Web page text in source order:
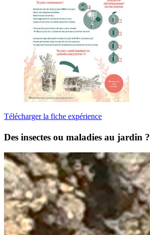
Télécharger la fiche expérience
Des insectes ou maladies au jardin ?